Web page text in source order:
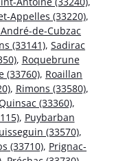
Appelles (33220),
de-Cubzac
(33141), Sadirac
, Roquebrune
(33760), Roaillan
, Rimons (33580),
(33360),
, Puybarban
(33570),
(33710), Prignac-